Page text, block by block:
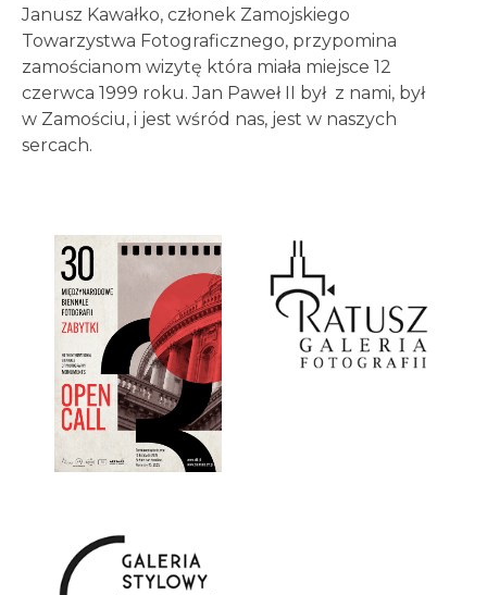
Janusz Kawałko, członek Zamojskiego
Towarzystwa Fotograficznego, przypomina
zamościanom wizytę która miała miejsce 12
czerwca 1999 roku. Jan Paweł II był z nami, był
w Zamościu, i jest wśród nas, jest w naszych
sercach.